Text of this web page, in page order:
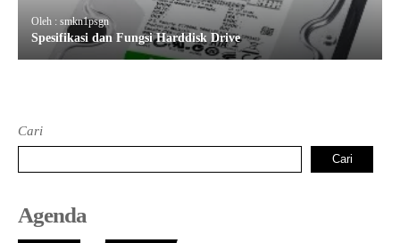
Oleh : smkn1psgn
Spesifikasi dan Fungsi Harddisk Drive
Cari
Cari
Agenda